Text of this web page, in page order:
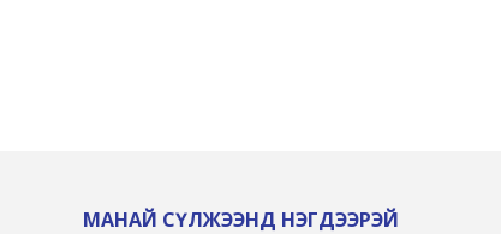
МАНАЙ СҮЛЖЭЭНД НЭГДЭЭРЭЙ